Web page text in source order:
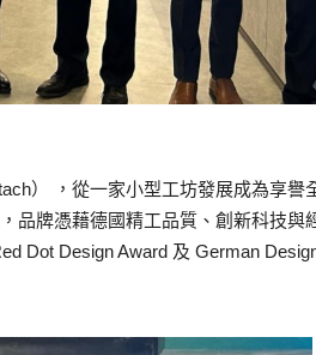
） ，從一家小型工坊發展成為享譽
品牌憑藉德國精工品質、創新科技與
Dot Design Award 及 German